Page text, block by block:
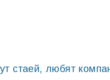
любят